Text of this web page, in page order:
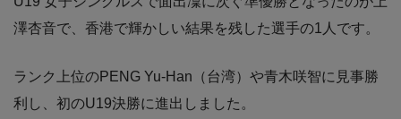
澤杏音で、香港で輝かしい結果を残した選手の1人です。
ランク上位のPENG Yu-Han（台湾）や青木咲智に見事勝
利し、初のU19決勝に進出しました。